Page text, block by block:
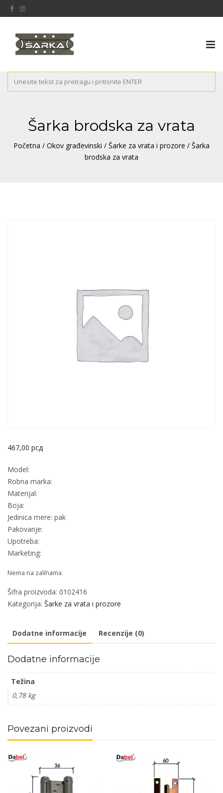
Šarka brodska za vrata
Početna / Okov građevinski / Šarke za vrata i prozore / Šarka
brodska za vrata
467,00 рсд
Model:
Robna marka:
Materijal:
Boja:
Jedinica mere: pak
Pakovanje:
Upotreba:
Marketing:
Nema na zalihama
Šifra proizvoda: 0102416
Kategorija: Šarke za vrata i prozore
Dodatne informacije Recenzije (0)
Dodatne informacije
Težina
0,78 kg
Povezani proizvodi